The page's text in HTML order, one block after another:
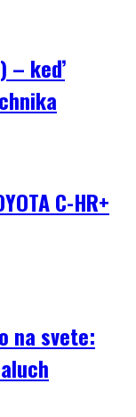
– keď
C-HR+
na svete: